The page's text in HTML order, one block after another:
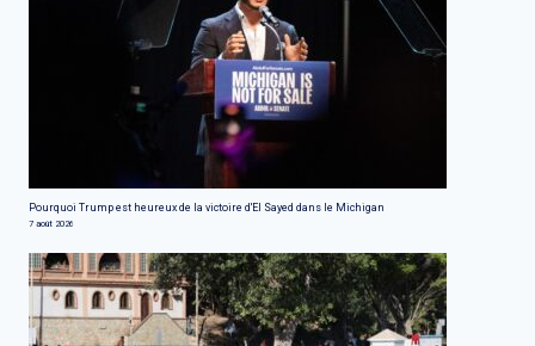
Pourquoi Trump est heureux de la victoire d'El Sayed dans le Michigan
7 août 2026